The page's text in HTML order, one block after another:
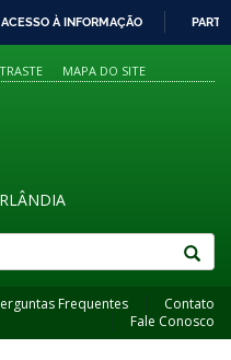
ACESSO À INFORMAÇÃO
MAPA DO SITE
Frequentes
Contato
Fale Conosco